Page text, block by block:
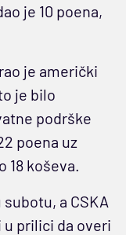
je 10 poena,
je američki
je bilo
podrške
poena uz
18 koševa.
a CSKA
prilici da overi